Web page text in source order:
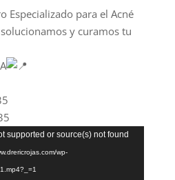
Especializado para el Acné
y curamos tu
supported or source(s) not found
wp-